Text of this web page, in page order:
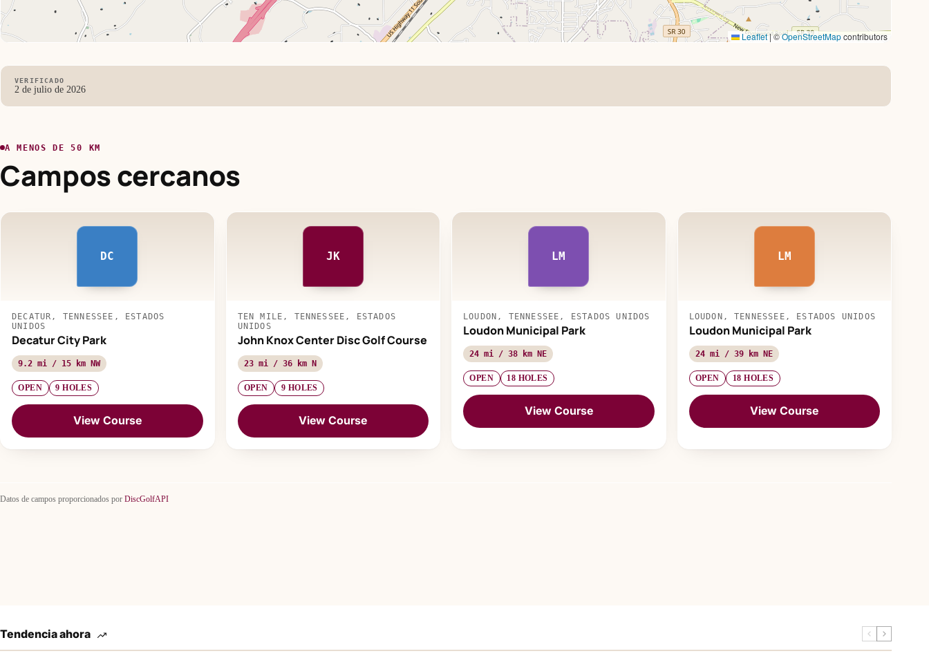
Leaflet|©OpenStreetMapcontributors
VERIFICADO
2 de julio de 2026
A MENOS DE 50 KM
Campos cercanos
DC
DECATUR, TENNESSEE, ESTADOS
UNIDOS
Decatur City Park
9.2 mi / 15 km NW
OPEN 9 HOLES
View Course
JK
TEN MILE, TENNESSEE, ESTADOS
UNIDOS
John Knox Center Disc Golf Course
23 mi / 36 km N
OPEN 9 HOLES
View Course
LM
LOUDON, TENNESSEE, ESTADOS UNIDOS
Loudon Municipal Park
24 mi / 38 km NE
OPEN 18 HOLES
View Course
LM
LOUDON, TENNESSEE, ESTADOS UNIDOS
Loudon Municipal Park
24 mi / 39 km NE
OPEN 18 HOLES
View Course
Datos de campos proporcionados por DiscGolfAPI
Tendencia ahora